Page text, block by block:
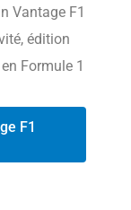
Vantage F1
édition
Formule 1
F1